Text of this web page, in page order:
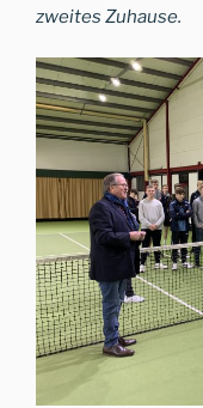
zweites Zuhause.